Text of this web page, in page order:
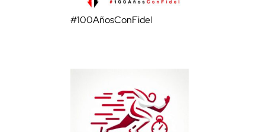
#100AñosConFidel